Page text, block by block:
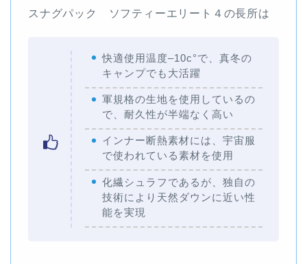
スナグパック ソフティーエリート４の長所は
快適使用温度–10c°で、真冬の
キャンプでも大活躍
軍規格の生地を使用しているの
で、耐久性が半端なく高い
インナー断熱素材には、宇宙服
で使われている素材を使用
化繊シュラフであるが、独自の
技術により天然ダウンに近い性
能を実現